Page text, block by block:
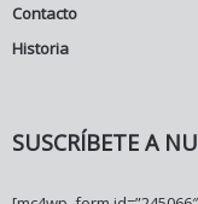
Contacto
Historia
SUSCRÍBETE A